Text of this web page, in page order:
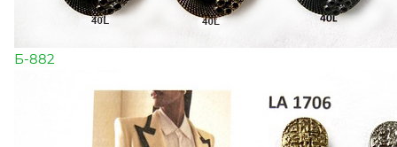
Б-882